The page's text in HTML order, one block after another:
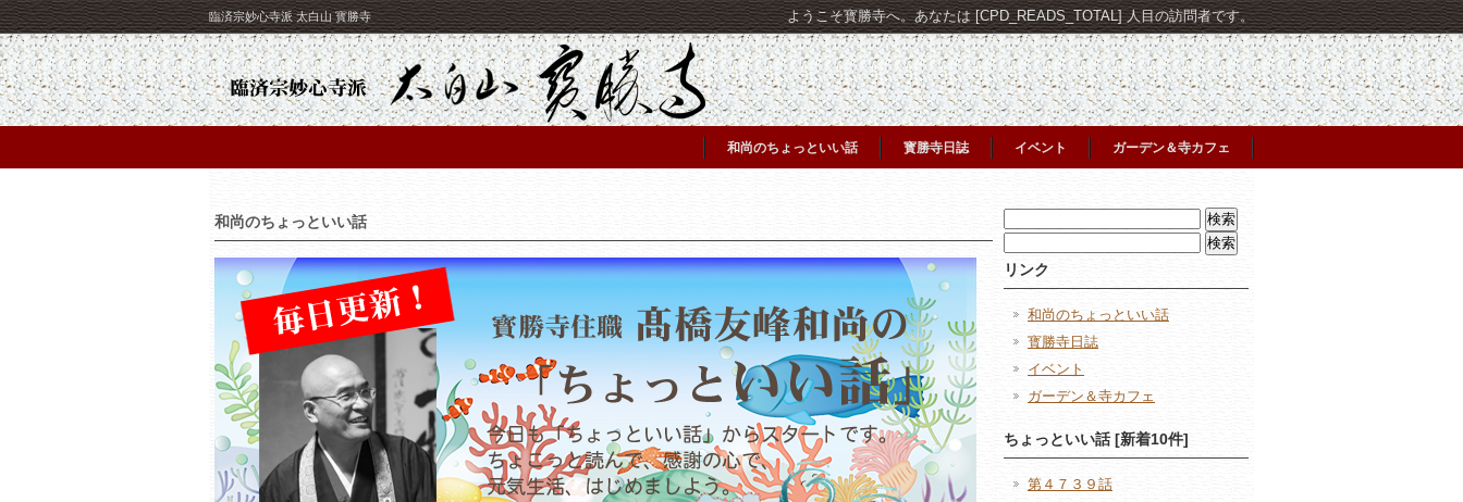
臨済宗妙心寺派 太白山 寳勝寺 ようこそ寳勝寺へ。あなたは [CPD_READS_TOTAL] 人目の訪問者です。
和尚のちょっといい話 寳勝寺日誌 イベント ガーデン＆寺カフェ
和尚のちょっといい話
索:
索:
リンク
和尚のちょっといい話
寳勝寺日誌
イベント
ガーデン＆寺カフェ
ちょっといい話 [新着10件]
第４７３９話